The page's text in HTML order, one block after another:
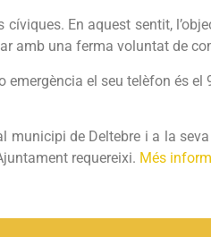
En aquest sentit,
amb una ferma voluntat de
emergència el seu telèfon és el
municipi de Deltebre i a la
requereixi. Més